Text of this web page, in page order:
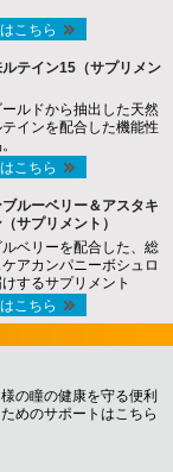
こちら
テイン15（サプリメン
ルドから抽出した天然
インを配合した機能性
こちら
ルーベリー＆アスタキ
サプリメント）
ベリーを配合した、総
アカンパニーボシュロ
するサプリメント
こちら
の瞳の健康を守る便利
めのサポートはこちら